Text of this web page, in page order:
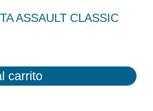
ASSAULT CLASSIC
carrito